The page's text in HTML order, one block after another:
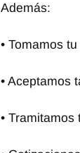
Además:
• Tomamos
• Aceptamos
•